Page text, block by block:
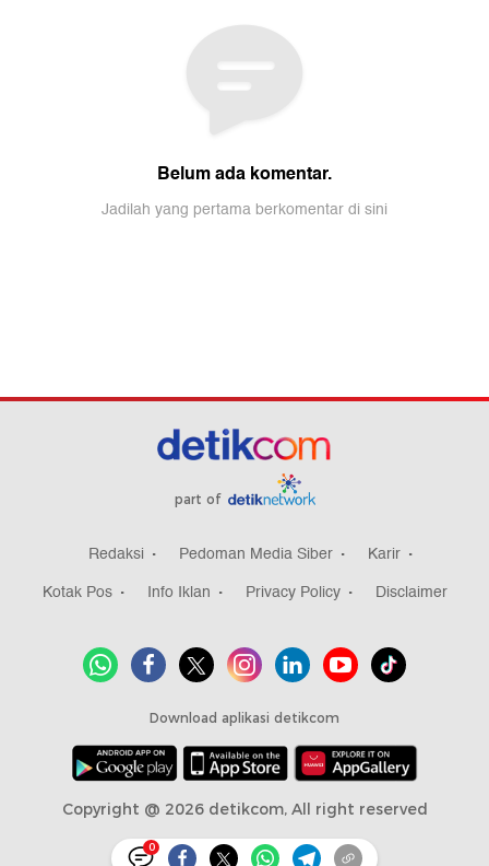
0
part of
Redaksi Pedoman Media Siber
Karir
Kotak Pos
Info Iklan Privacy Policy Disclaimer
Download aplikasi detikcom
Copyright @ 2026 detikcom, All right reserved